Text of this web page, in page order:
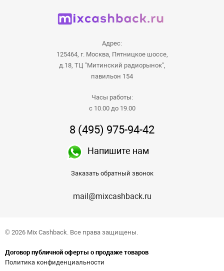
Адрес:
125464, г. Москва, Пятницкое шоссе,
д.18, ТЦ "Митинский радиорынок",
павильон 154
Часы работы:
с 10.00 до 19.00
8 (495) 975-94-42
Напишите нам
Заказать обратный звонок
mail@mixcashback.ru
© 2026 Mix Cashback. Все права защищены.
Договор публичной оферты о продаже товаров
Политика конфиденциальности